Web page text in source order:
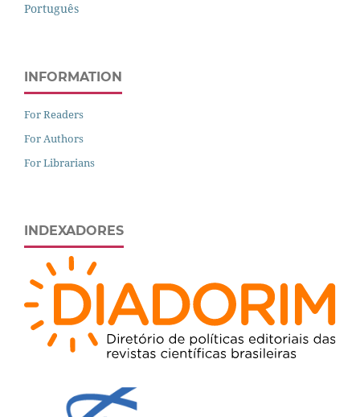
Português
INFORMATION
For Readers
For Authors
For Librarians
INDEXADORES